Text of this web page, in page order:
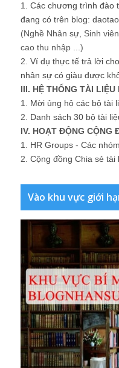
1. Các chương trình đào
đang có trên blog:
(Nghề Nhân sự, Sinh
cao thu nhập ...)
2. Ví dụ thực tế trả lời
nhân sự có giàu được
III. HỆ THỐNG TÀI LIỆU
1. Mời ủng hộ các bộ tài
2. Danh sách 30 bộ tài
IV. HOẠT ĐỘNG CỘNG
1. HR Groups - Các
2. Cộng đồng Chia sẻ tài
Vào khu vực giới